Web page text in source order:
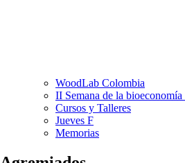
WoodLab Colombia
II Semana de la
Cursos y Talleres
Jueves F
Memorias